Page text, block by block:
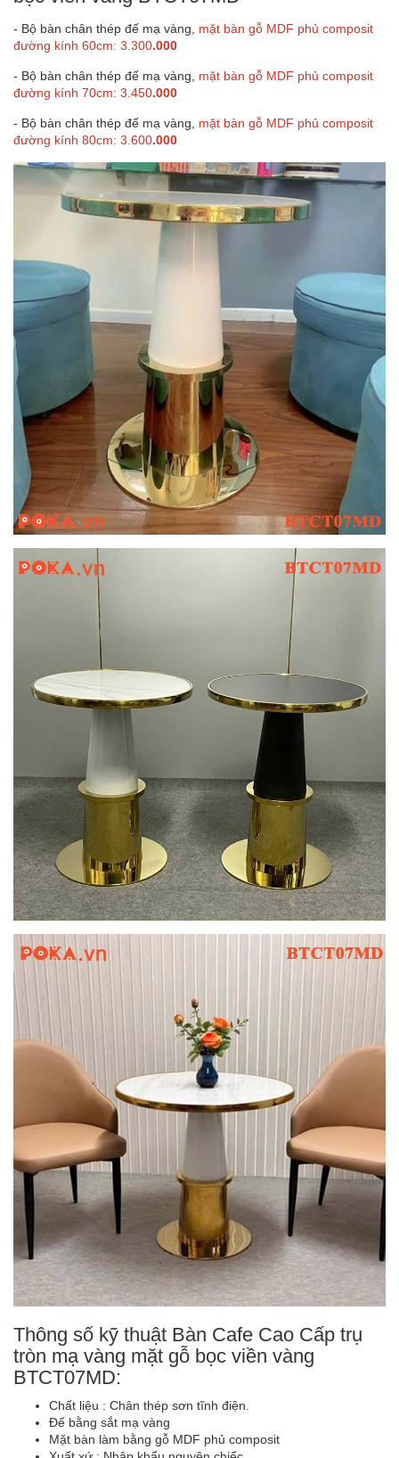
- Bộ bàn chân thép đế mạ vàng, mặt bàn gỗ MDF phủ composit
đường kính 60cm: 3.300.000
- Bộ bàn chân thép đế mạ vàng, mặt bàn gỗ MDF phủ composit
đường kính 70cm: 3.450.000
- Bộ bàn chân thép đế mạ vàng, mặt bàn gỗ MDF phủ composit
đường kính 80cm: 3.600.000
Thông số kỹ thuật Bàn Cafe Cao Cấp trụ
tròn mạ vàng mặt gỗ bọc viền vàng
BTCT07MD:
Chất liệu : Chân thép sơn tĩnh điện.
Đế bằng sắt mạ vàng
Mặt bàn làm bằng gỗ MDF phủ composit